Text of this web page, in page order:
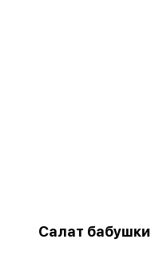
Салат